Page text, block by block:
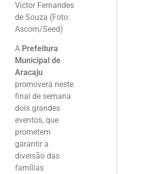
Victor Fernandes
de Souza (Foto:
Ascom/Seed)
A Prefeitura
Municipal de
Aracaju
promoverá neste
final de semana
dois grandes
eventos, que
prometem
garantir a
diversão das
famílias